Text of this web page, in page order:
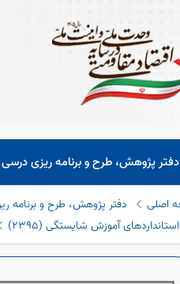
دفتر پژوهش، طرح و برنامه ریزی درسی
اصلی دفتر پژوهش، طرح و برنامه
استانداردهای آموزش شایستگی (٢٣٩٥)